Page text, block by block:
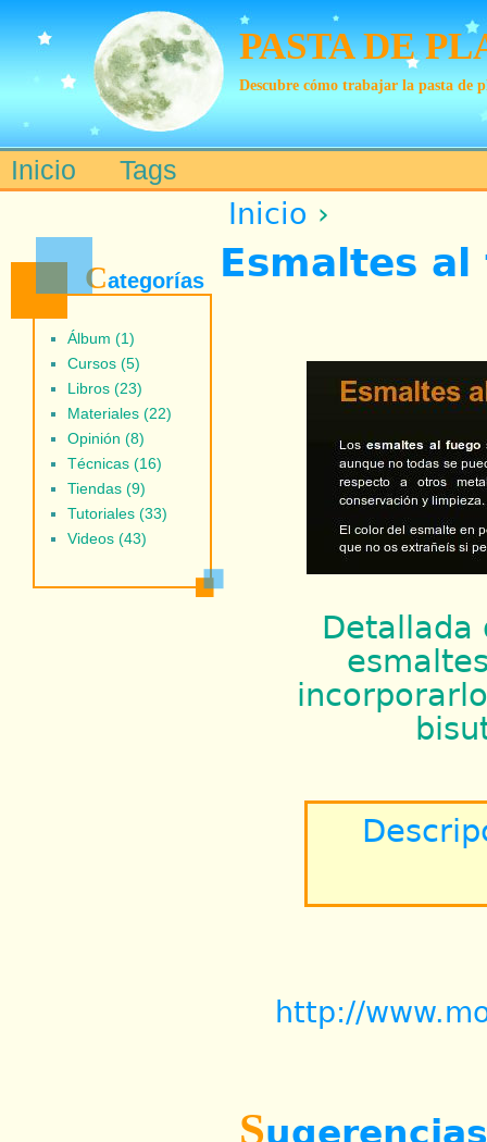
PASTA DE
Descubre cómo trabajar la pasta de
Inicio ›
Esmaltes
Detallada
http://
Sugerencias
Main menu
Inicio Tags
Categorías
Álbum (1)
Cursos (5)
Libros (23)
Materiales (22)
Opinión (8)
Técnicas (16)
Tiendas (9)
Tutoriales (33)
Videos (43)